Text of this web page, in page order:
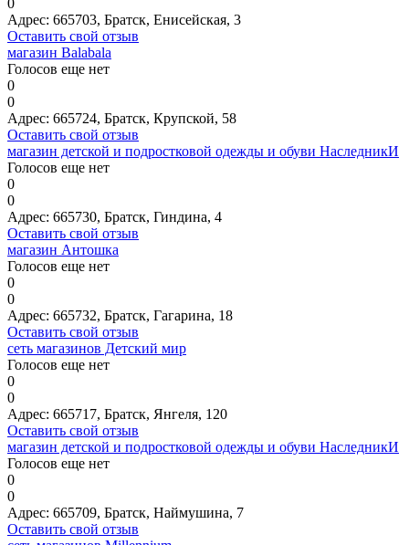
Адрес: 665703, Братск, Енисейская, 3
Оставить свой отзыв
магазин Balabala
Голосов еще нет
0
0
Адрес: 665724, Братск, Крупской, 58
Оставить свой отзыв
магазин детской и подростковой одежды и обуви НаследникИ
Голосов еще нет
0
0
Адрес: 665730, Братск, Гиндина, 4
Оставить свой отзыв
магазин Антошка
Голосов еще нет
0
0
Адрес: 665732, Братск, Гагарина, 18
Оставить свой отзыв
сеть магазинов Детский мир
Голосов еще нет
0
0
Адрес: 665717, Братск, Янгеля, 120
Оставить свой отзыв
магазин детской и подростковой одежды и обуви НаследникИ
Голосов еще нет
0
0
Адрес: 665709, Братск, Наймушина, 7
Оставить свой отзыв